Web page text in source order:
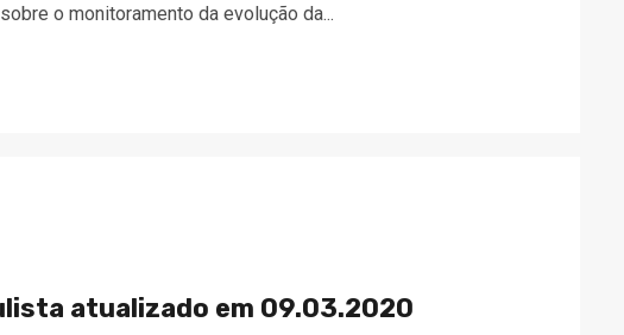
o monitoramento da evolução da...
atualizado em 09.03.2020